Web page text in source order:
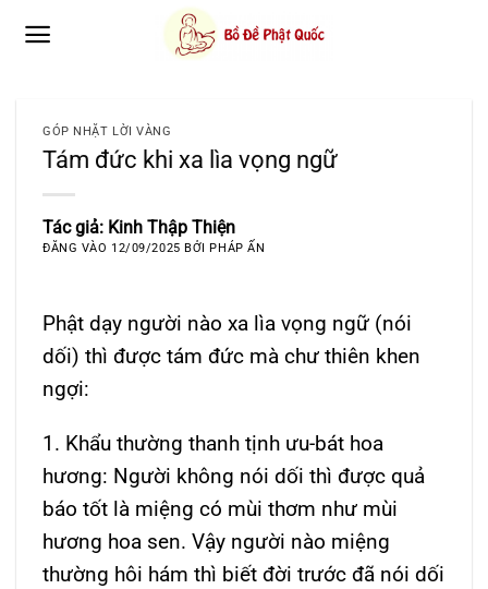
qua
GÓP NHẶT LỜI VÀNG
Tám đức khi xa lìa vọng ngữ
Tác giả: Kinh Thập Thiện
ĐĂNG VÀO 12/09/2025 BỞIPHÁP ẤN
Phật dạy người nào xa lìa vọng ngữ (nói
dối) thì được tám đức mà chư thiên khen
ngợi:
1. Khẩu thường thanh tịnh ưu-bát hoa
hương: Người không nói dối thì được quả
báo tốt là miệng có mùi thơm như mùi
hương hoa sen. Vậy người nào miệng
thường hôi hám thì biết đời trước đã nói dối